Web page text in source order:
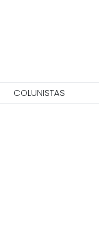
COLUNISTAS